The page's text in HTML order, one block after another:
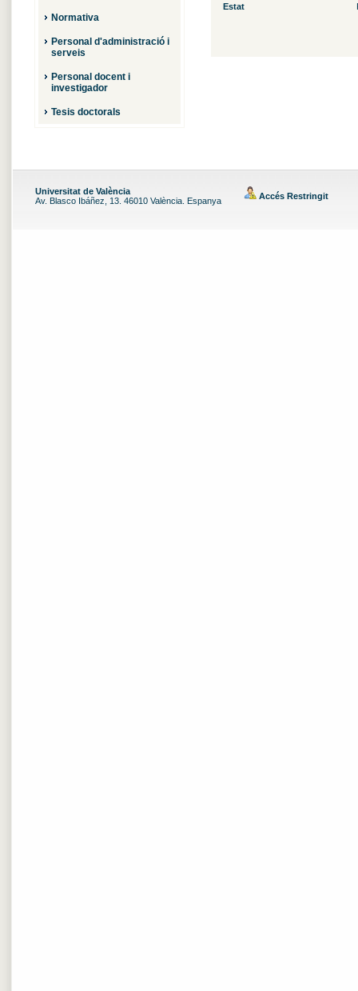
Normativa
Personal d'administració i
serveis
Personal docent i
investigador
Tesis doctorals
Estat
Universitat de València
Av. Blasco Ibáñez, 13. 46010 València. Espanya
Accés Restringit